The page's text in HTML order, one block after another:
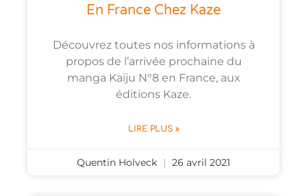
En France Chez Kaze
Découvrez toutes nos informations à
propos de l’arrivée prochaine du
manga Kaiju N°8 en France, aux
éditions Kaze.
LIRE PLUS »
Quentin Holveck 26 avril 2021